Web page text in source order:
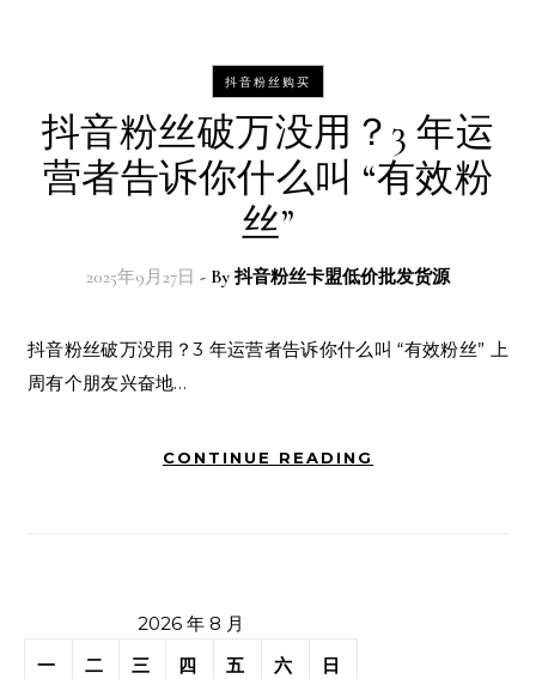
抖音粉丝购买
抖音粉丝破万没用？3 年运
营者告诉你什么叫 “有效粉
丝”
2025年9月27日 - By 抖音粉丝卡盟低价批发货源
抖音粉丝破万没用？3 年运营者告诉你什么叫 “有效粉丝” 上
周有个朋友兴奋地…
CONTINUE READING
2026 年 8 月
一
二 三 四 五 六 日